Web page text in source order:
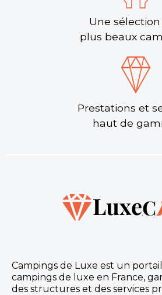
Une sélection
plus beaux
Prestations et
haut de
Campings de Luxe est un
campings de luxe en France,
des structures et des services